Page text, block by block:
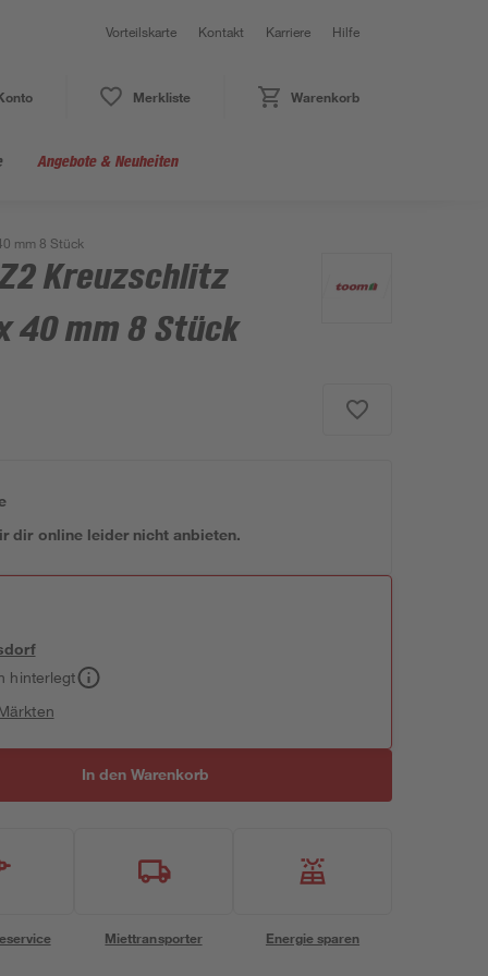
Vorteilskarte Kontakt Karriere Hilfe
Merkliste Warenkorb
Angebote & Neuheiten
mm 8 Stück
Kreuzschlitz
40 mm 8 Stück
dir online leider nicht anbieten.
hinterlegt
In den Warenkorb
Miettransporter Energie sparen